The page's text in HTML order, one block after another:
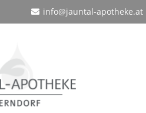
info@jauntal-apotheke.at